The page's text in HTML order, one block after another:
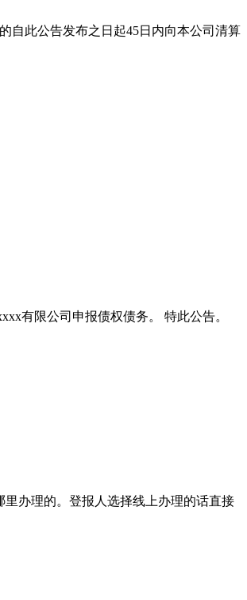
自此公告发布之日起45日内向本公司清算
有限公司申报债权债务。 特此公告。
办理的。登报人选择线上办理的话直接